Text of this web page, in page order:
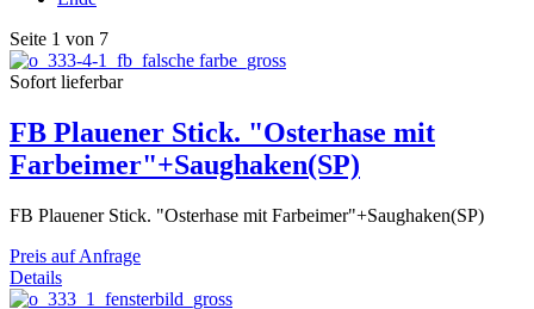
Seite 1 von 7
Sofort lieferbar
FB Plauener Stick. "Osterhase mit
Farbeimer"+Saughaken(SP)
FB Plauener Stick. "Osterhase mit Farbeimer"+Saughaken(SP)
Preis auf Anfrage
Details